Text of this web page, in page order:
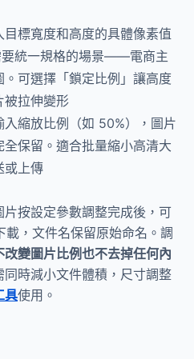
目標寬度和高度的具體像素值
要統一規格的場景——電商主
可選擇「鎖定比例」讓高度
被拉伸變形
入縮放比例（如 50%），圖片
保留。適合批量縮小高清大
或上傳
按設定參數調整完成後，可
，文件名保留原始命名。調
改變圖片比例也不去掉任何內
同時減小文件體積，尺寸調整
具使用。